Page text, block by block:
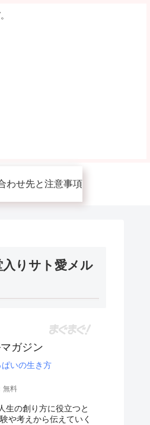
わせ先と注意事項
入りサト愛メル
ガジン
いの生き方
無料
生の創り方に役立つと
や考えから伝えていく